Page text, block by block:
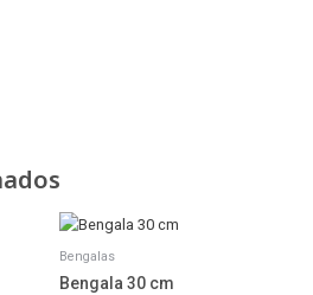
Bengalas
Bengala 30 cm